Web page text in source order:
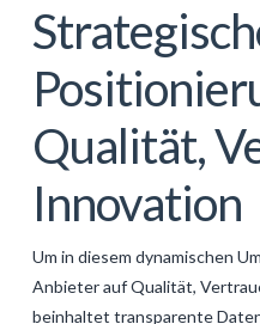
Qualität,
Innovation
Um in diesem dynamischen
Anbieter auf Qualität,
beinhaltet transparente